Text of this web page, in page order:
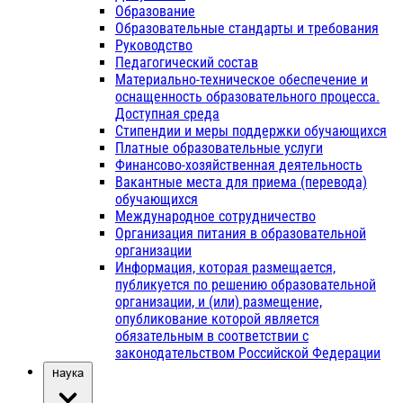
Образование
Образовательные стандарты и требования
Руководство
Педагогический состав
Материально-техническое обеспечение и
оснащенность образовательного процесса.
Доступная среда
Стипендии и меры поддержки обучающихся
Платные образовательные услуги
Финансово-хозяйственная деятельность
Вакантные места для приема (перевода)
обучающихся
Международное сотрудничество
Организация питания в образовательной
организации
Информация, которая размещается,
публикуется по решению образовательной
организации, и (или) размещение,
опубликование которой является
обязательным в соответствии с
законодательством Российской Федерации
Наука